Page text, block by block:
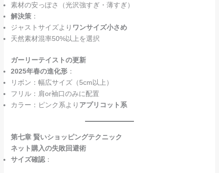
素材の安っぽさ（光沢強すぎ・薄すぎ）
解決策：
ジャストサイズより ワンサイズ小さめ
天然素材混率50%以上を選択
ガーリーテイストの更新
2025年春の進化形：
リボン：幅広サイズ（5cm以上）
フリル：肩or袖口のみに配置
カラー：ピンク系より アプリコット系
第七章 賢いショッピングテクニック
ネット購入の失敗回避術
サイズ確認：